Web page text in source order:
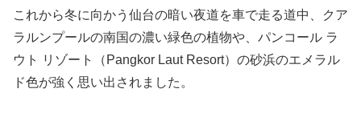
これから冬に向かう仙台の暗い夜道を車で走る道中、クア
ラルンプールの南国の濃い緑色の植物や、パンコール ラ
ウト リゾート（Pangkor Laut Resort）の砂浜のエメラル
ド色が強く思い出されました。